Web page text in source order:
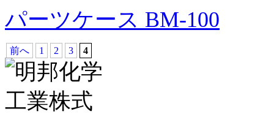
パーツケース BM-100
前へ 1 2 3 4